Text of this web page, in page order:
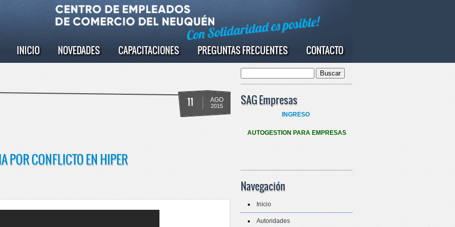
INICIO NOVEDADES CAPACITACIONES PREGUNTAS FRECUENTES CONTACTO
11 AGO
2015
POR CONFLICTO EN HIPER
Formulario de búsqueda
SAG Empresas
INGRESO
AUTOGESTION PARA EMPRESAS
Navegación
Inicio
Autoridades